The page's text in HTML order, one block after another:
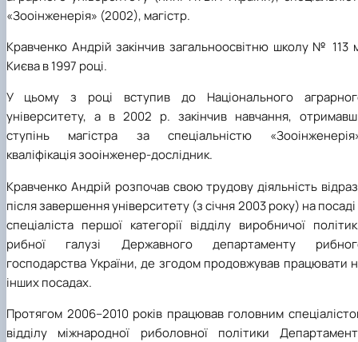
«Зооінженерія» (2002), магістр.
Кравченко Андрій закінчив загальноосвітню школу № 113
Києва в 1997 році.
У цьому з році вступив до
Національного
університету, а в 2002 р. закінчив навчання,
ступінь магістра за спеціальністю
кваліфікація зооінженер-дослідник.
Кравченко Андрій розпочав свою трудову діяльність
після завершення університету (з січня 2003 року) на посаді
спеціаліста першої категорії відділу виробничої
рибної галузі Державного департаменту
господарства України, де згодом продовжував працювати
інших посадах.
Протягом 2006–2010 років працював головним
відділу міжнародної риболовної політики